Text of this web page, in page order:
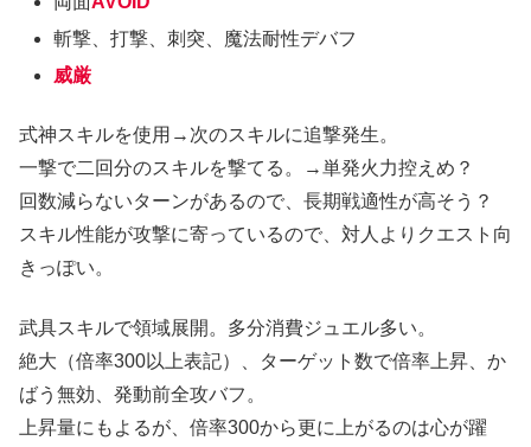
斬撃、打撃、刺突、魔法耐性デバフ
威厳
式神スキルを使用→次のスキルに追撃発生。
一撃で二回分のスキルを撃てる。→単発火力控えめ？
回数減らないターンがあるので、長期戦適性が高そう？
スキル性能が攻撃に寄っているので、対人よりクエスト向
きっぽい。
武具スキルで領域展開。多分消費ジュエル多い。
絶大（倍率300以上表記）、ターゲット数で倍率上昇、か
ばう無効、発動前全攻バフ。
上昇量にもよるが、倍率300から更に上がるのは心が躍